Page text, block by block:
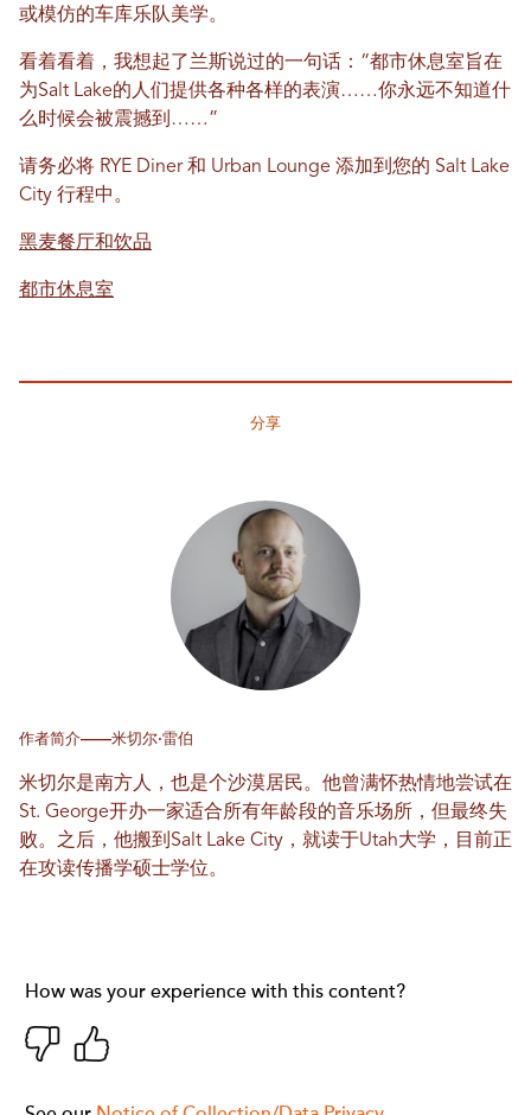
或模仿的车库乐队美学。
看着看着，我想起了兰斯说过的一句话：“都市休息室旨在
为Salt Lake的人们提供各种各样的表演……你永远不知道什
么时候会被震撼到……”
请务必将 RYE Diner 和 Urban Lounge 添加到您的 Salt Lake
City 行程中。
黑麦餐厅和饮品
都市休息室
分享
作者简介——米切尔·雷伯
米切尔是南方人，也是个沙漠居民。他曾满怀热情地尝试在
St. George开办一家适合所有年龄段的音乐场所，但最终失
败。之后，他搬到Salt Lake City，就读于Utah大学，目前正
在攻读传播学硕士学位。